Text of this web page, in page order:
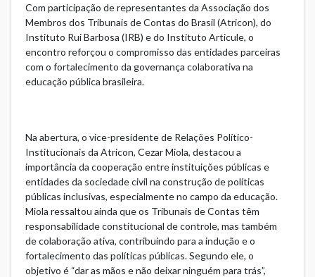
Com participação de representantes da Associação dos
Membros dos Tribunais de Contas do Brasil (Atricon), do
Instituto Rui Barbosa (IRB) e do Instituto Articule, o
encontro reforçou o compromisso das entidades parceiras
com o fortalecimento da governança colaborativa na
educação pública brasileira.
Na abertura, o vice-presidente de Relações Político-
Institucionais da Atricon, Cezar Miola, destacou a
importância da cooperação entre instituições públicas e
entidades da sociedade civil na construção de políticas
públicas inclusivas, especialmente no campo da educação.
Miola ressaltou ainda que os Tribunais de Contas têm
responsabilidade constitucional de controle, mas também
de colaboração ativa, contribuindo para a indução e o
fortalecimento das políticas públicas. Segundo ele, o
objetivo é “dar as mãos e não deixar ninguém para trás”,